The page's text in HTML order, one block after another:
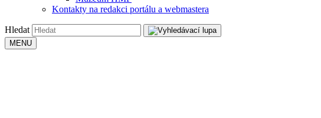
Kontakty na redakci portálu a webmastera
Hledat
MENU